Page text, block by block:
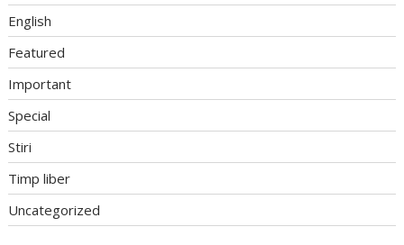
English
Featured
Important
Special
Stiri
Timp liber
Uncategorized